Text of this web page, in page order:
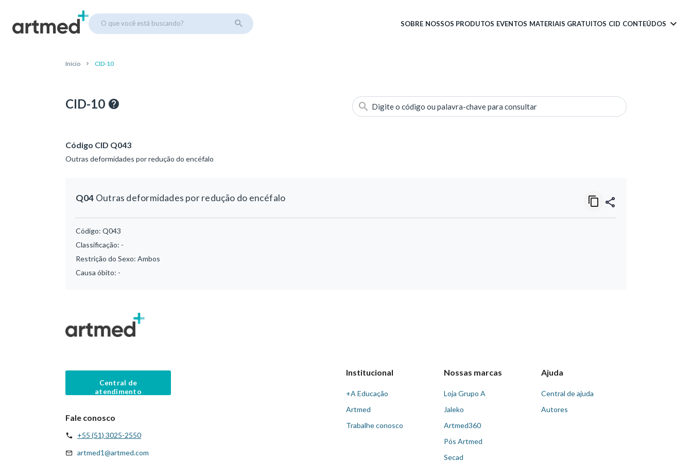
O que você está buscando? SOBRE NOSSOS PRODUTOS EVENTOS MATERIAIS GRATUITOS CID CONTEÚDOS
Início CID-10
CID-10 Digite o código ou palavra-chave para consultar
Código CID Q043
Outras deformidades por redução do encéfalo
Q04 Outras deformidades por redução do encéfalo
Código: Q043
Classificação: -
Restrição do Sexo: Ambos
Causa óbito: -
Central de
atendimento
Fale conosco
+55 (51) 3025-2550
artmed1@artmed.com
Institucional
+A Educação
Artmed
Trabalhe conosco
Nossas marcas
Loja Grupo A
Jaleko
Artmed360
Pós Artmed
Secad
Ajuda
Central de ajuda
Autores